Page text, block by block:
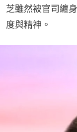
芝雖然被官司纏
度與精神。